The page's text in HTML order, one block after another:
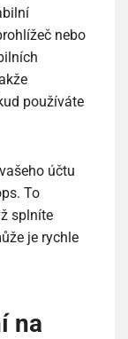
nebo
používáte
účtu
To
splníte
je rychle
na